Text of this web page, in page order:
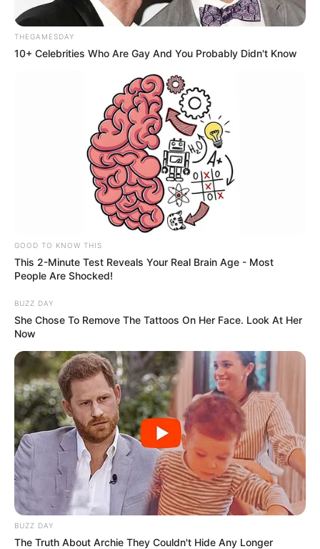
THEGAMESDAY
10+ Celebrities Who Are Gay And You Probably Didn't Know
GOOD TO KNOW THIS
This 2-Minute Test Reveals Your Real Brain Age - Most
People Are Shocked!
BUZZ DAY
She Chose To Remove The Tattoos On Her Face. Look At Her
Now
BUZZ DAY
The Truth About Archie They Couldn't Hide Any Longer